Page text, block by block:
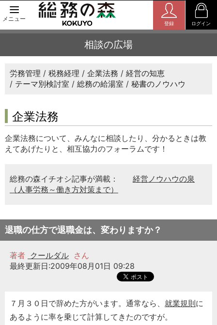
メニュー
登録 ログイン
相談の広場
労務管理 税務経理 企業法務
経営の知恵
テーマ別検討室
総務の給湯室 秘書のノウハウ
企業法務
企業法務について、みんなに相談したり、分かるときは教
えてあげたりと、相互協力のフォーラムです！
総務の森イチオシ記事が満載：
経営ノウハウの泉
（人事労務～働き方対策まで）
退職の仕方で退職金は、変わりますか？
著者 クールダル さん
最終更新日:2009年08月01日 09:28
７月３０日で辞めた方がいます。通常なら、 就業規則に
あるように率を乗じて計算してきたのですが。